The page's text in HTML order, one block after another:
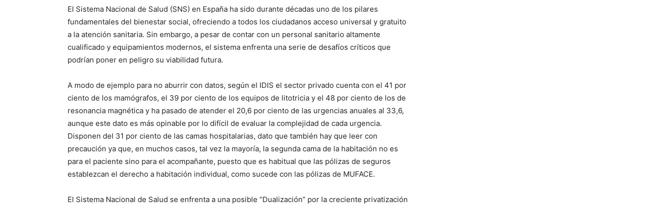
El Sistema Nacional de Salud (SNS) en España ha sido durante décadas uno de los pilares
fundamentales del bienestar social, ofreciendo a todos los ciudadanos acceso universal y gratuito
a la atención sanitaria. Sin embargo, a pesar de contar con un personal sanitario altamente
cualificado y equipamientos modernos, el sistema enfrenta una serie de desafíos críticos que
podrían poner en peligro su viabilidad futura.
A modo de ejemplo para no aburrir con datos, según el IDIS el sector privado cuenta con el 41 por
ciento de los mamógrafos, el 39 por ciento de los equipos de litotricia y el 48 por ciento de los de
resonancia magnética y ha pasado de atender el 20,6 por ciento de las urgencias anuales al 33,6,
aunque este dato es más opinable por lo difícil de evaluar la complejidad de cada urgencia.
Disponen del 31 por ciento de las camas hospitalarias, dato que también hay que leer con
precaución ya que, en muchos casos, tal vez la mayoría, la segunda cama de la habitación no es
para el paciente sino para el acompañante, puesto que es habitual que las pólizas de seguros
establezcan el derecho a habitación individual, como sucede con las pólizas de MUFACE.
El Sistema Nacional de Salud se enfrenta a una posible “Dualización” por la creciente privatización